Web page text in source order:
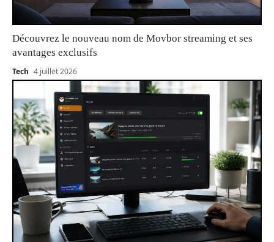
Découvrez le nouveau nom de Movbor streaming et ses
avantages exclusifs
Tech 4 juillet 2026